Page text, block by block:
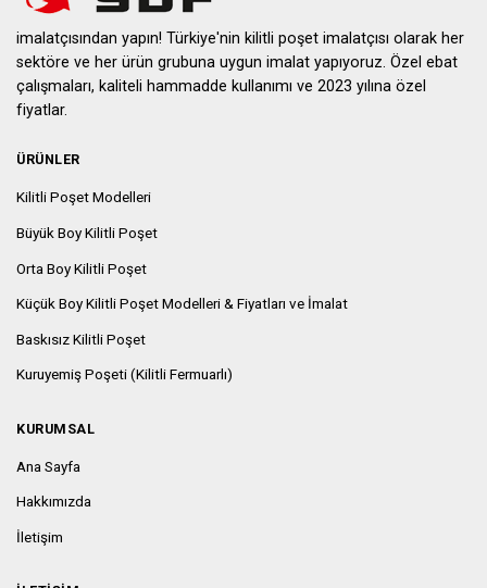
imalatçısından yapın! Türkiye'nin kilitli poşet imalatçısı olarak her
sektöre ve her ürün grubuna uygun imalat yapıyoruz. Özel ebat
çalışmaları, kaliteli hammadde kullanımı ve 2023 yılına özel
fiyatlar.
ÜRÜNLER
Kilitli Poşet Modelleri
Büyük Boy Kilitli Poşet
Orta Boy Kilitli Poşet
Küçük Boy Kilitli Poşet Modelleri & Fiyatları ve İmalat
Baskısız Kilitli Poşet
Kuruyemiş Poşeti (Kilitli Fermuarlı)
KURUMSAL
Ana Sayfa
Hakkımızda
İletişim